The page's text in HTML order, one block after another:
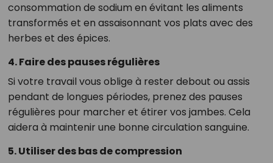
consommation de sodium en évitant les aliments
transformés et en assaisonnant vos plats avec des
herbes et des épices.
4. Faire des pauses régulières
Si votre travail vous oblige à rester debout ou assis
pendant de longues périodes, prenez des pauses
régulières pour marcher et étirer vos jambes. Cela
aidera à maintenir une bonne circulation sanguine.
5. Utiliser des bas de compression